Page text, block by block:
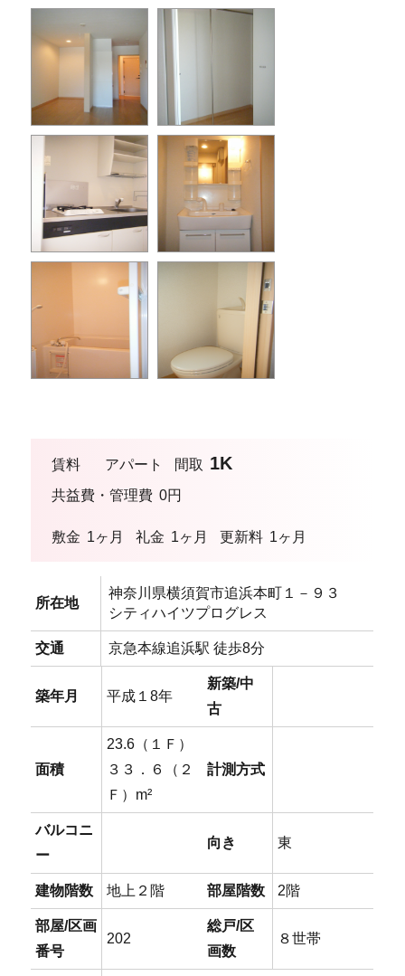
賃料 アパート 間取 1K
共益費・管理費 0円
敷金 1ヶ月 礼金 1ヶ月 更新料 1ヶ月
所在地
神奈川県横須賀市追浜本町１－９３
シティハイツプログレス
交通 京急本線追浜駅 徒歩8分
築年月 平成１8年
新築/中
古
面積
23.6（１Ｆ）
３３．６（２
Ｆ）m²
計測方式
バルコニ
ー
向き 東
建物階数 地上２階 部屋階数 2階
部屋/区画
番号
202
総戸/区
画数
８世帯